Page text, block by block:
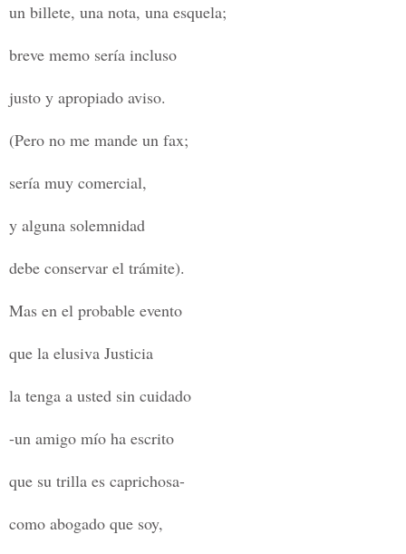
un billete, una nota, una esquela;
breve memo sería incluso
justo y apropiado aviso.
(Pero no me mande un fax;
sería muy comercial,
y alguna solemnidad
debe conservar el trámite).
Mas en el probable evento
que la elusiva Justicia
la tenga a usted sin cuidado
-un amigo mío ha escrito
que su trilla es caprichosa-
como abogado que soy,